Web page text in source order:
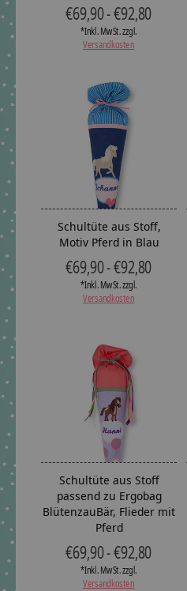
€69,90 - €92,80
*Inkl. MwSt. zzgl.
Versandkosten
Schultüte aus Stoff,
Motiv Pferd in Blau
€69,90 - €92,80
*Inkl. MwSt. zzgl.
Versandkosten
Schultüte aus Stoff
passend zu Ergobag
BlütenzauBär, Flieder mit
Pferd
€69,90 - €92,80
*Inkl. MwSt. zzgl.
Versandkosten